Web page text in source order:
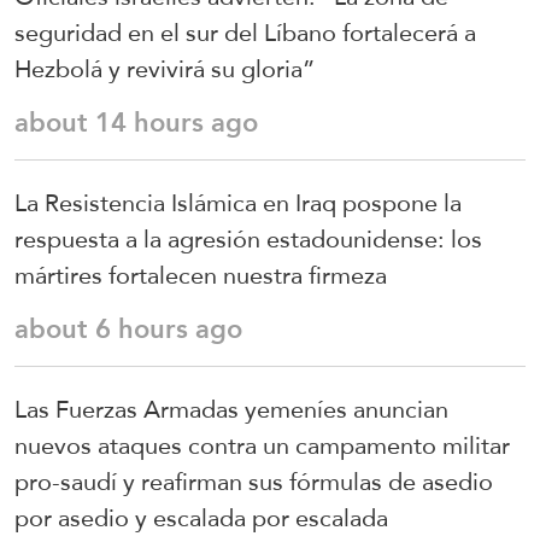
seguridad en el sur del Líbano fortalecerá a
Hezbolá y revivirá su gloria”
about 14 hours ago
La Resistencia Islámica en Iraq pospone la
respuesta a la agresión estadounidense: los
mártires fortalecen nuestra firmeza
about 6 hours ago
Las Fuerzas Armadas yemeníes anuncian
nuevos ataques contra un campamento militar
pro-saudí y reafirman sus fórmulas de asedio
por asedio y escalada por escalada